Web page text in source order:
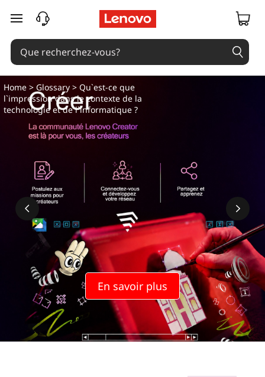
passer au contenu principal
En savoir plus
Home >Glossary > Qu`est-ce que
l`impression dans le contexte de la
technologie et de l`informatique ?